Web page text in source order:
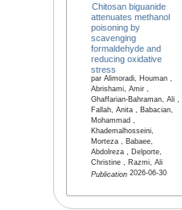
Chitosan biguanide
attenuates methanol
poisoning by
scavenging
formaldehyde and
reducing oxidative
stress
par Alimoradi, Houman ,
Abrishami, Amir ,
Ghaffarian-Bahraman, Ali ,
Fallah, Anita , Babacian,
Mohammad ,
Khademalhosseini,
Morteza , Babaee,
Abdolreza , Delporte,
Christine , Razmi, Ali
Publication2026-06-30